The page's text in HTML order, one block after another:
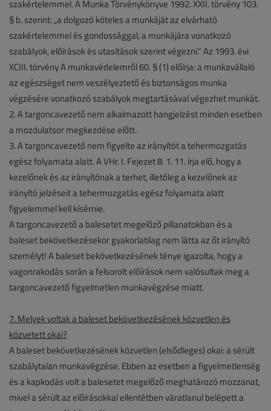
szakértelemmel. A Munka Törvénykönyve 1992. XXII. törvény 103.
§ b. szerint: „a dolgozó köteles a munkáját az elvárható
szakértelemmel és gondossággal, a munkájára vonatkozó
szabályok, előírások és utasítások szerint végezni.” Az 1993. évi
XCIII. törvény A munkavédelemről 60. § (1) előírja: a munkavállaló
az egészséget nem veszélyeztető és biztonságos munka
végzésére vonatkozó szabályok megtartásával végezhet munkát.
2. A targoncavezető nem alkalmazott hangjelzést minden esetben
a mozdulatsor megkezdése előtt.
3. A targoncavezető nem figyelte az irányítót a tehermozgatás
egész folyamata alatt. A VHr. I. Fejezet 8. 1. 11. írja elő, hogy a
kezelőnek és az irányítónak a terhet, illetőleg a kezelőnek az
irányító jelzéseit a tehermozgatás egész folyamata alatt
figyelemmel kell kísérnie.
A targoncavezető a balesetet megelőző pillanatokban és a
baleset bekövetkezésekor gyakorlatilag nem látta az őt irányító
személyt! A baleset bekövetkezésének ténye igazolta, hogy a
vagonrakodás során a felsorolt előírások nem valósultak meg a
targoncavezető figyelmetlen munkavégzése miatt.
7. Melyek voltak a baleset bekövetkezésének közvetlen és
közvetett okai?
A baleset bekövetkezésének közvetlen (elsődleges) okai: a sérült
szabálytalan munkavégzése. Ebben az esetben a figyelmetlenség
és a kapkodás volt a balesetet megelőző meghatározó mozzanat,
mivel a sérült az előírásokkal ellentétben váratlanul belépett a